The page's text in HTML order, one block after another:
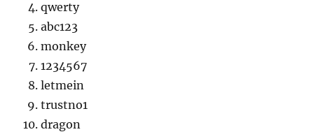
qwerty
abc123
monkey
1234567
letmein
trustno1
dragon